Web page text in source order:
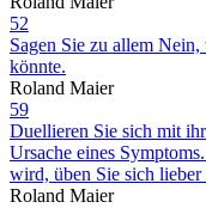
52
Sagen Sie zu allem
könnte.
Roland Maier
59
Duellieren Sie sich mit
Ursache eines
wird, üben Sie sich
Roland Maier